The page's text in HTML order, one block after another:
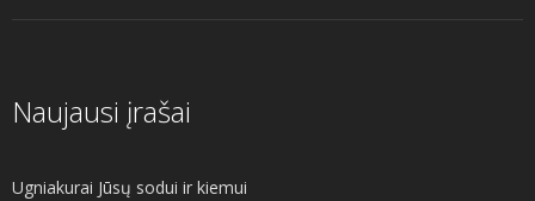
Naujausi įrašai
Ugniakurai Jūsų sodui ir kiemui